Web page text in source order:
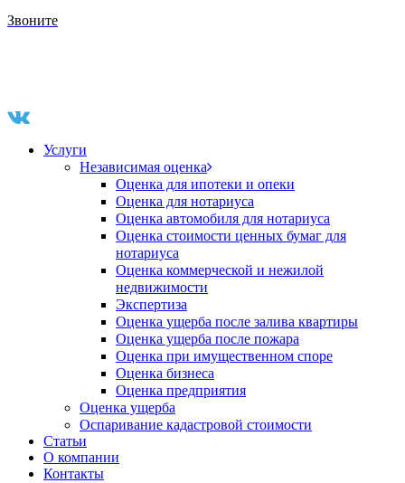
Звоните
Услуги
Независимая оценка
Оценка для ипотеки и опеки
Оценка для нотариуса
Оценка автомобиля для нотариуса
Оценка стоимости ценных бумаг для
нотариуса
Оценка коммерческой и нежилой
недвижимости
Экспертиза
Оценка ущерба после залива квартиры
Оценка ущерба после пожара
Оценка при имущественном споре
Оценка бизнеса
Оценка предприятия
Оценка ущерба
Оспаривание кадастровой стоимости
Статьи
О компании
Контакты